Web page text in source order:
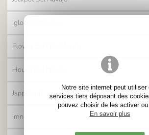
Notre site internet peut utiliser
services tiers déposant des
pouvez choisir de les activer ou
En savoir plus
Igloo Del Navajo
Flower Ever Du Moulin
Houps Del Navajo
Jappeloup
Imne